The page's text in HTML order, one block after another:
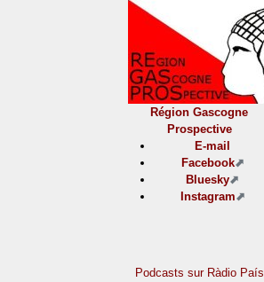
Région Gascogne
Prospective
E-mail
Facebook
Bluesky
Instagram
Podcasts sur Ràdio País